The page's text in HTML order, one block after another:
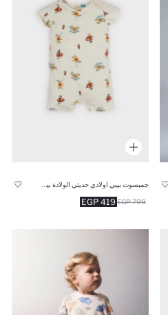
جمبسوت بيبي اولادي حديثي الولادة بيج من ويني ذا بوه
419 EGP 799 EGP